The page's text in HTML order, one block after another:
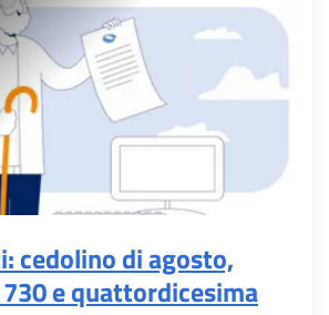
cedolino di agosto,
e quattordicesima